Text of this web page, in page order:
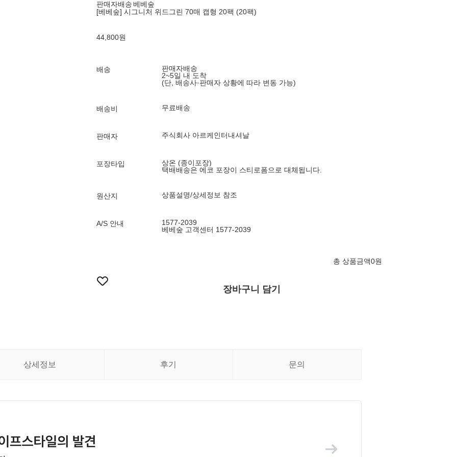
판매자배송베베숲
[베베숲] 시그니처 위드그린 70매 캡형 20팩 (20팩)
44,800원
배송
판매자배송
2~5일 내 도착
(단, 배송사·판매자 상황에 따라 변동 가능)
배송비 무료배송
판매자 주식회사 아르케인터내셔날
포장타입
상온 (종이포장)
택배배송은 에코 포장이 스티로폼으로 대체됩니다.
원산지 상품설명/상세정보 참조
A/S 안내
1577-2039
베베숲 고객센터 1577-2039
총 상품금액0원
장바구니 담기
상세정보 후기 문의